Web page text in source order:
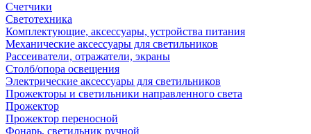
Счетчики
Светотехника
Комплектующие, аксессуары, устройства питания
Механические аксессуары для светильников
Рассеиватели, отражатели, экраны
Столб/опора освещения
Электрические аксессуары для светильников
Прожекторы и светильники направленного света
Прожектор
Прожектор переносной
Фонарь, светильник ручной